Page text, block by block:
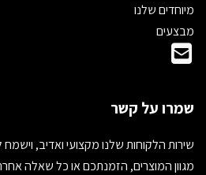
מיוחדים שלנו
מבצעים
שמרו על קשר
שירות הלקוחות שלנו מקצועי ואדיב,
מגוון המוצרים, הזמנתכם או כל שאלה